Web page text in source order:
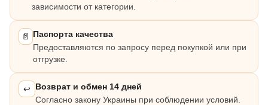
зависимости от категории.
📄 Паспорта качества
Предоставляются по запросу перед покупкой или при
отгрузке.
↩️
Возврат и обмен 14 дней
Согласно закону Украины при соблюдении условий.